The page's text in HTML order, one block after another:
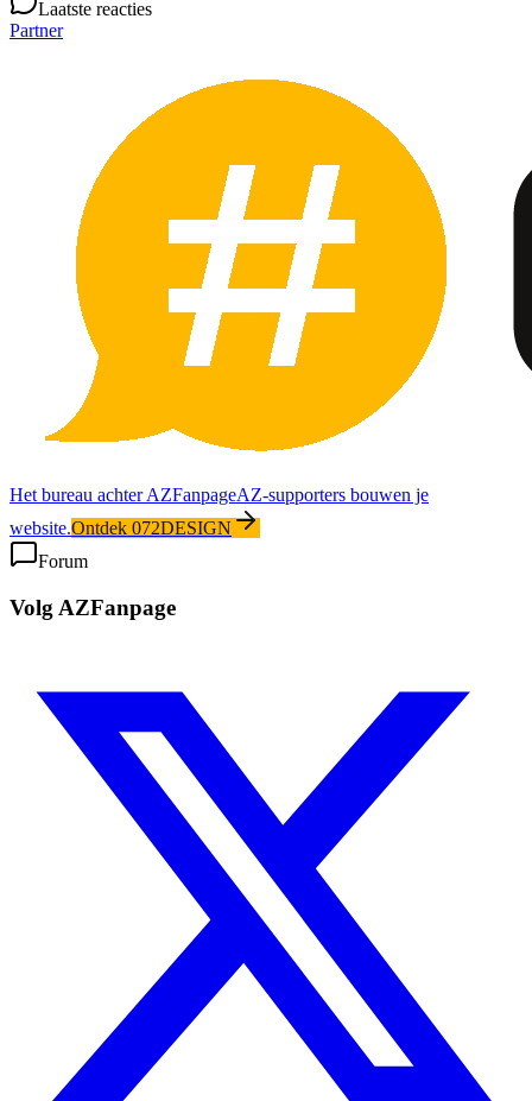
Laatste reacties
Partner
Het bureau achter AZFanpageAZ-supporters bouwen je
website.Ontdek 072DESIGN
Forum
Volg AZFanpage